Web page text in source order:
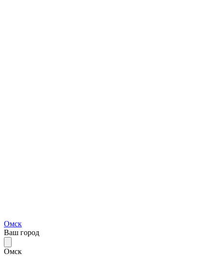
Омск
Ваш город
Омск